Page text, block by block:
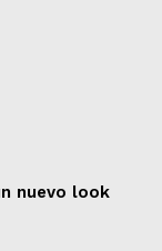
nuevo look